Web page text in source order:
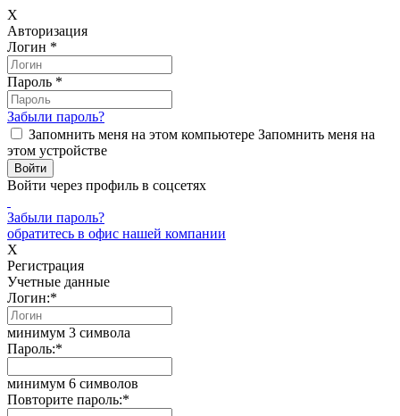
X
Авторизация
Логин *
Пароль *
Забыли пароль?
Запомнить меня на этом компьютере Запомнить меня на
этом устройстве
Войти через профиль в соцсетях
Забыли пароль?
обратитесь в офис нашей компании
X
Регистрация
Учетные данные
Логин:*
минимум 3 символа
Пароль:*
минимум 6 символов
Повторите пароль:*